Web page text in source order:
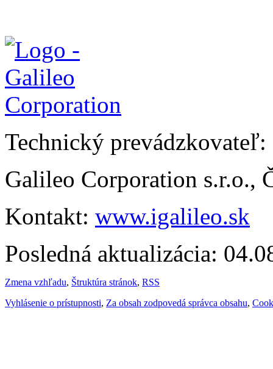
Technický prevádzkovateľ:
Galileo Corporation s.r.o.,
Kontakt: www.igalileo.sk
Posledná aktualizácia:
Zmena vzhľadu, Štruktúra stránok, RSS
Vyhlásenie o prístupnosti, Za obsah zodpovedá správca obsahu,